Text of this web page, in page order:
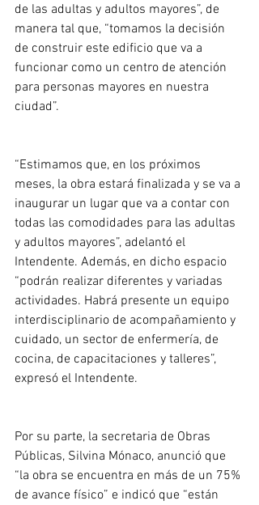
de las adultas y adultos mayores”, de
manera tal que, “tomamos la decisión
de construir este edificio que va a
funcionar como un centro de atención
para personas mayores en nuestra
ciudad”.
“Estimamos que, en los próximos
meses, la obra estará finalizada y se va a
inaugurar un lugar que va a contar con
todas las comodidades para las adultas
y adultos mayores”, adelantó el
Intendente. Además, en dicho espacio
“podrán realizar diferentes y variadas
actividades. Habrá presente un equipo
interdisciplinario de acompañamiento y
cuidado, un sector de enfermería, de
cocina, de capacitaciones y talleres”,
expresó el Intendente.
Por su parte, la secretaria de Obras
Públicas, Silvina Mónaco, anunció que
“la obra se encuentra en más de un 75%
de avance físico” e indicó que “están